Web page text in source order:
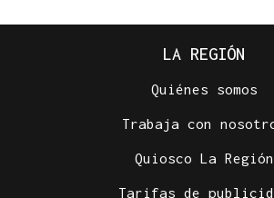
LA REGIÓN
Quiénes somos
Trabaja con
Quiosco La Región
Tarifas de